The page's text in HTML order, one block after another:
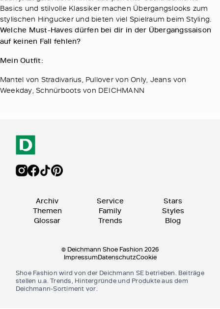
Basics und stilvolle Klassiker machen Übergangslooks zum
stylischen Hingucker und bieten viel Spielraum beim Styling.
Welche Must-Haves dürfen bei dir in der Übergangssaison
auf keinen Fall fehlen?
Mein Outfit:
Mantel von Stradivarius, Pullover von Only, Jeans von
Weekday, Schnürboots von DEICHMANN
Archiv
Themen
Glossar
Service
Family
Trends
Stars
Styles
Blog
© Deichmann Shoe Fashion 2026
ImpressumDatenschutzCookie
Shoe Fashion wird von der Deichmann SE betrieben. Beiträge
stellen u.a. Trends, Hintergründe und Produkte aus dem
Deichmann-Sortiment vor.